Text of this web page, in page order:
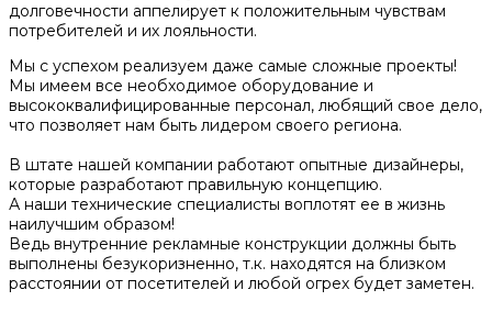
долговечности аппелирует к положительным чувствам
потребителей и их лояльности.
Мы с успехом реализуем даже самые сложные проекты!
Мы имеем все необходимое оборудование и
высококвалифицированные персонал, любящий свое дело,
что позволяет нам быть лидером своего региона.
В штате нашей компании работают опытные дизайнеры,
которые разработают правильную концепцию.
А наши технические специалисты воплотят ее в жизнь
наилучшим образом!
Ведь внутренние рекламные конструкции должны быть
выполнены безукоризненно, т.к. находятся на близком
расстоянии от посетителей и любой огрех будет заметен.